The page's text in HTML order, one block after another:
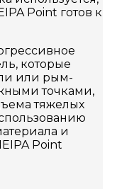
Point готов к
которые
или рым-
точками,
тяжелых
и
Point